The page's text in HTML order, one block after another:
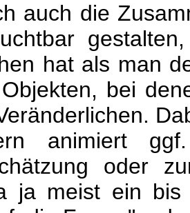
auch die
hat als man
bei
animiert
oder
ja meist ein bis